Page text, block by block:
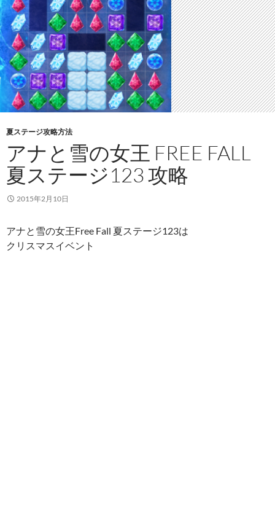
夏ステージ攻略方法
アナと雪の女王 FREE FALL
夏ステージ123 攻略
2015年2月10日
アナと雪の女王Free Fall 夏ステージ123は
クリスマスイベント